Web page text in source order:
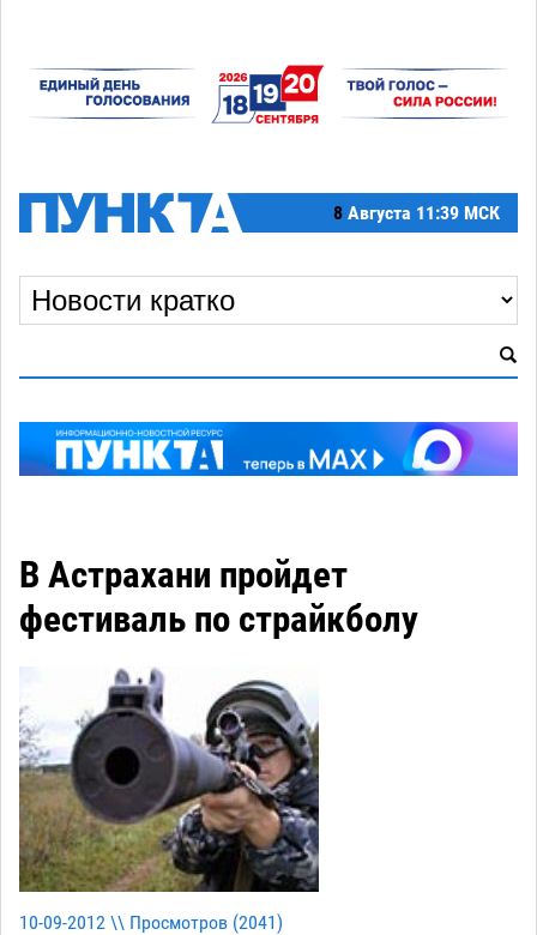
8 Августа 11:39 МСК
В Астрахани пройдет
фестиваль по страйкболу
10-09-2012 \\ Просмотров (2041)